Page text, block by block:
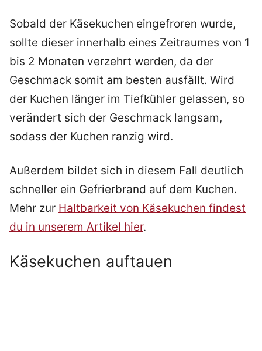
Sobald der Käsekuchen eingefroren wurde,
sollte dieser innerhalb eines Zeitraumes von 1
bis 2 Monaten verzehrt werden, da der
Geschmack somit am besten ausfällt. Wird
der Kuchen länger im Tiefkühler gelassen, so
verändert sich der Geschmack langsam,
sodass der Kuchen ranzig wird.
Außerdem bildet sich in diesem Fall deutlich
schneller ein Gefrierbrand auf dem Kuchen.
Mehr zur Haltbarkeit von Käsekuchen findest
du in unserem Artikel hier.
Käsekuchen auftauen